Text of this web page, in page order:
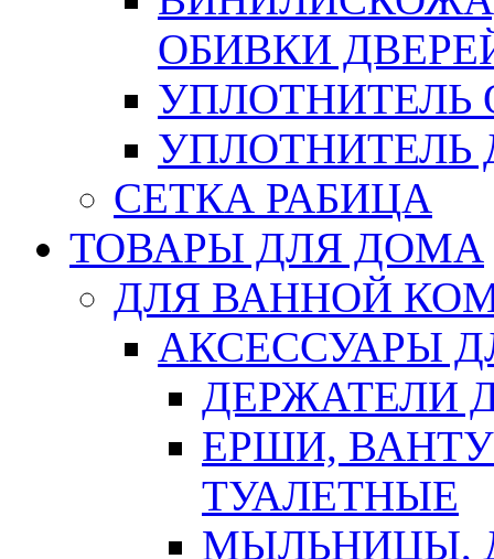
ОБИВКИ
УПЛОТНИТЕЛЬ
СЕТКА РАБИЦА
ТОВАРЫ ДЛЯ ДОМА
ДЛЯ ВАННОЙ
АКСЕССУАРЫ
ДЕРЖАТЕЛИ
ЕРШИ,
ТУАЛЕТНЫЕ
МЫЛЬНИЦЫ,